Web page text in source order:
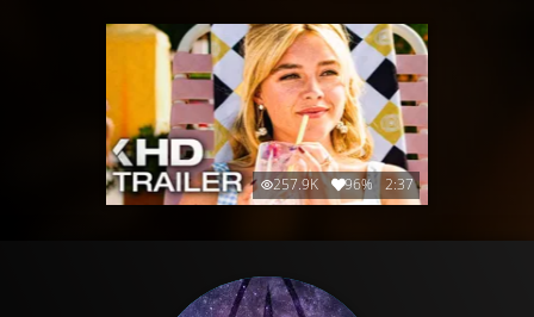
257.9K 96% 2:37